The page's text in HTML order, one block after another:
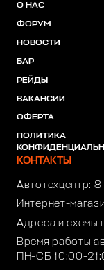
О НАС
ФОРУМ
НОВОСТИ
БАР
РЕЙДЫ
ВАКАНСИИ
ОФЕРТА
ПОЛИТИКА
КОНТАКТЫ
Автотехцентр: 8
Интернет-
Адреса и схемы
Время работы
ПН-СБ 10:00-